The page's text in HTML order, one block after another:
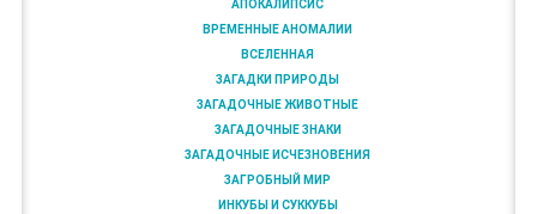
АПОКАЛИПСИС
ВРЕМЕННЫЕ АНОМАЛИИ
ВСЕЛЕННАЯ
ЗАГАДКИ ПРИРОДЫ
ЗАГАДОЧНЫЕ ЖИВОТНЫЕ
ЗАГАДОЧНЫЕ ЗНАКИ
ЗАГАДОЧНЫЕ ИСЧЕЗНОВЕНИЯ
ЗАГРОБНЫЙ МИР
ИНКУБЫ И СУККУБЫ